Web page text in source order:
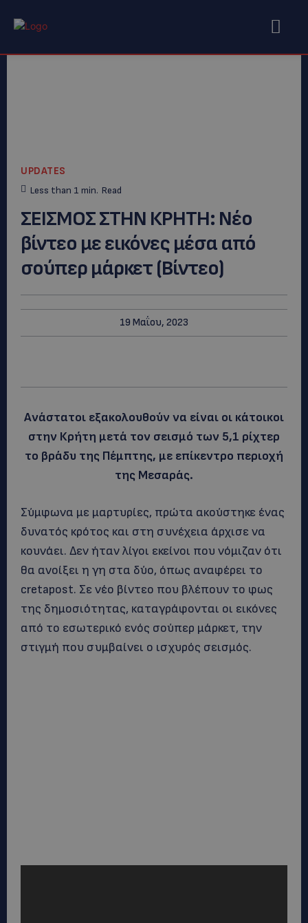
UPDATES
Less than 1 min. Read
ΣΕΙΣΜΟΣ ΣΤΗΝ ΚΡΗΤΗ: Νέo
βίντεο με εικόνες μέσα από
σούπερ μάρκετ (Bίντεο)
19 Μαΐου, 2023
Ανάστατοι εξακολουθούν να είναι οι κάτοικοι
στην Κρήτη μετά τον σεισμό των 5,1 ρίχτερ
το βράδυ της Πέμπτης, με επίκεντρο περιοχή
της Μεσαράς.
Σύμφωνα με μαρτυρίες, πρώτα ακούστηκε ένας
δυνατός κρότος και στη συνέχεια άρχισε να
κουνάει. Δεν ήταν λίγοι εκείνοι που νόμιζαν ότι
θα ανοίξει η γη στα δύο, όπως αναφέρει το
cretapost. Σε νέο βίντεο που βλέπουν το φως
της δημοσιότητας, καταγράφονται οι εικόνες
από το εσωτερικό ενός σούπερ μάρκετ, την
στιγμή που συμβαίνει ο ισχυρός σεισμός.